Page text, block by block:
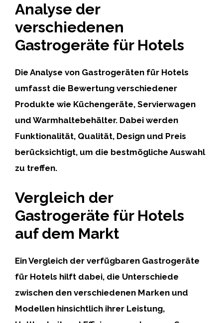
Analyse der
verschiedenen
Gastrogeräte für Hotels
Die Analyse von Gastrogeräten für Hotels
umfasst die Bewertung verschiedener
Produkte wie Küchengeräte, Servierwagen
und Warmhaltebehälter. Dabei werden
Funktionalität, Qualität, Design und Preis
berücksichtigt, um die bestmögliche Auswahl
zu treffen.
Vergleich der
Gastrogeräte für Hotels
auf dem Markt
Ein Vergleich der verfügbaren Gastrogeräte
für Hotels hilft dabei, die Unterschiede
zwischen den verschiedenen Marken und
Modellen hinsichtlich ihrer Leistung,